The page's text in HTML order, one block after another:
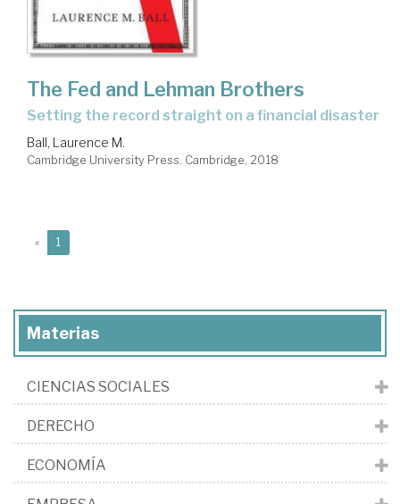
The Fed and Lehman Brothers
setting the record straight on a financial disaster
Ball, Laurence M.
Cambridge University Press. Cambridge, 2018
« 1
Materias
CIENCIAS SOCIALES
DERECHO
ECONOMÍA